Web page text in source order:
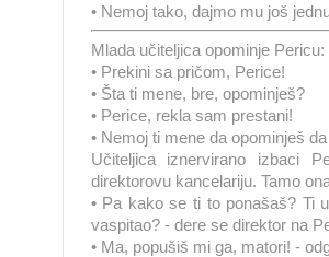
• Nemoj tako, dajmo mu još
Mlada učiteljica opominje Pericu:
• Prekini sa pričom, Perice!
• Šta ti mene, bre, opominješ?
• Perice, rekla sam prestani!
• Nemoj ti mene da opominješ
Učiteljica iznervirano izbaci
direktorovu kancelariju. Tamo
• Pa kako se ti to ponašaš? Ti
vaspitao? - dere se direktor na
• Ma, popušiš mi ga, matori! -